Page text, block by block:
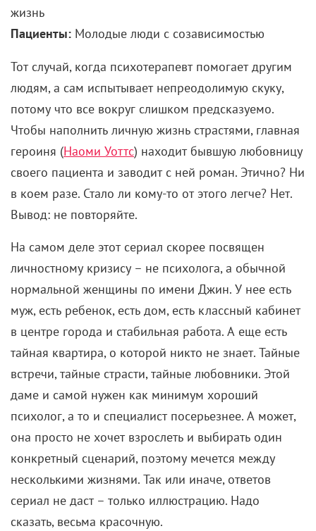
жизнь
Пациенты: Молодые люди с созависимостью
Тот случай, когда психотерапевт помогает другим
людям, а сам испытывает непреодолимую скуку,
потому что все вокруг слишком предсказуемо.
Чтобы наполнить личную жизнь страстями, главная
героиня (Наоми Уоттс) находит бывшую любовницу
своего пациента и заводит с ней роман. Этично? Ни
в коем разе. Стало ли кому-то от этого легче? Нет.
Вывод: не повторяйте.
На самом деле этот сериал скорее посвящен
личностному кризису – не психолога, а обычной
нормальной женщины по имени Джин. У нее есть
муж, есть ребенок, есть дом, есть классный кабинет
в центре города и стабильная работа. А еще есть
тайная квартира, о которой никто не знает. Тайные
встречи, тайные страсти, тайные любовники. Этой
даме и самой нужен как минимум хороший
психолог, а то и специалист посерьезнее. А может,
она просто не хочет взрослеть и выбирать один
конкретный сценарий, поэтому мечется между
несколькими жизнями. Так или иначе, ответов
сериал не даст – только иллюстрацию. Надо
сказать, весьма красочную.